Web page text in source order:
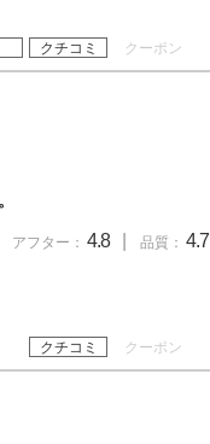
クチコミ クーポン
アフター： 4.8 品質： 4.7
クチコミ クーポン